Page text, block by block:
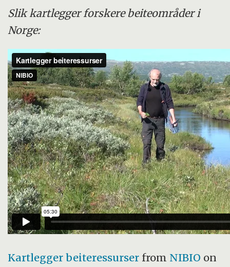
Slik kartlegger forskere beiteområder i
Norge:
Kartlegger beiteressurser from NIBIO on